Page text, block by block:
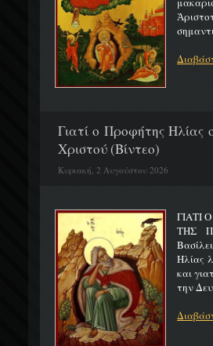
Γιατί ο Προφήτης Ηλίας
Χριστού (Βίντεο)
Κυριακή, 2 Αυγούστου 2026
ΓΙΑΤΙ
ΤΗΣ
Ηλίας
και
την